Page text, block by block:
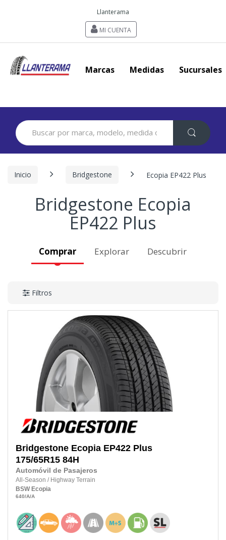
Llanterama
MI CUENTA
Marcas Medidas Sucursales
Search
for:
Inicio Bridgestone Ecopia EP422 Plus
Bridgestone Ecopia
EP422 Plus
Comprar Explorar Descubrir
Filtros
Bridgestone Ecopia EP422 Plus
175/65R15 84H
Automóvil de Pasajeros
All-Season / Highway Terrain
BSW Ecopia
640/A/A